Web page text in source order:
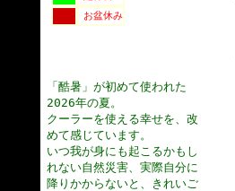
お盆休み
「酷暑」が初めて使われた
2026年の夏。
クーラーを使える幸せを、改
めて感じています。
いつ我が身にも起こるかもし
れない自然災害、実際自分に
降りかからないと、きれいご